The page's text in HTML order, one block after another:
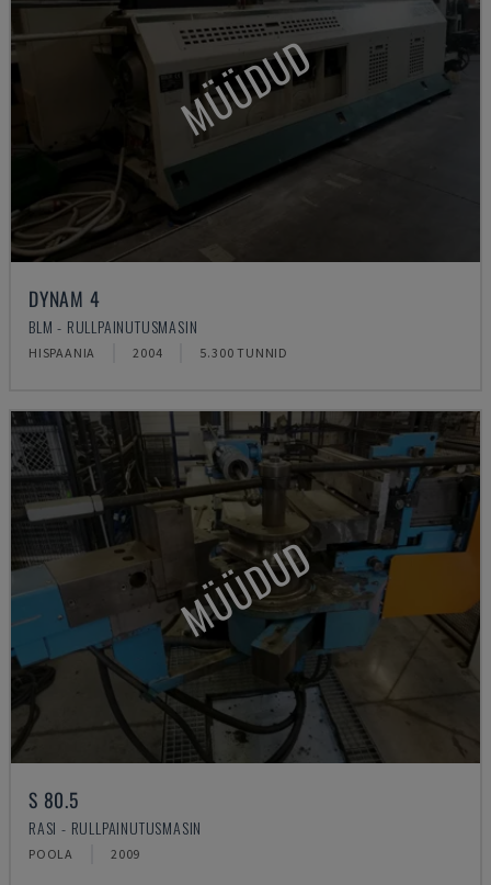
MÜÜDUD
DYNAM 4
BLM - RULLPAINUTUSMASIN
HISPAANIA 2004 5.300 TUNNID
MÜÜDUD
S 80.5
RASI - RULLPAINUTUSMASIN
POOLA 2009